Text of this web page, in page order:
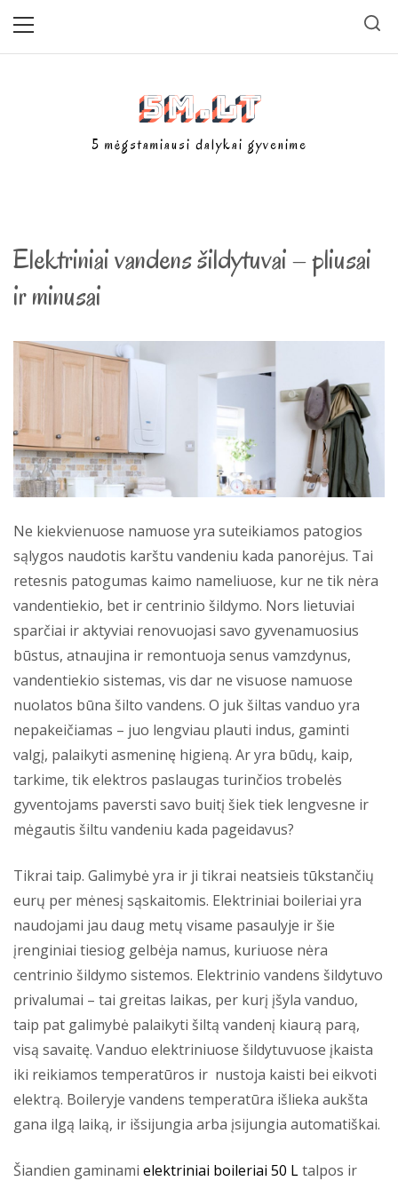
5m.lt
5 mėgstamiausi dalykai gyvenime
Elektriniai vandens šildytuvai – pliusai
ir minusai
Ne kiekvienuose namuose yra suteikiamos patogios
sąlygos naudotis karštu vandeniu kada panorėjus. Tai
retesnis patogumas kaimo nameliuose, kur ne tik nėra
vandentiekio, bet ir centrinio šildymo. Nors lietuviai
sparčiai ir aktyviai renovuojasi savo gyvenamuosius
būstus, atnaujina ir remontuoja senus vamzdynus,
vandentiekio sistemas, vis dar ne visuose namuose
nuolatos būna šilto vandens. O juk šiltas vanduo yra
nepakeičiamas – juo lengviau plauti indus, gaminti
valgį, palaikyti asmeninę higieną. Ar yra būdų, kaip,
tarkime, tik elektros paslaugas turinčios trobelės
gyventojams paversti savo buitį šiek tiek lengvesne ir
mėgautis šiltu vandeniu kada pageidavus?
Tikrai taip. Galimybė yra ir ji tikrai neatsieis tūkstančių
eurų per mėnesį sąskaitomis. Elektriniai boileriai yra
naudojami jau daug metų visame pasaulyje ir šie
įrenginiai tiesiog gelbėja namus, kuriuose nėra
centrinio šildymo sistemos. Elektrinio vandens šildytuvo
privalumai – tai greitas laikas, per kurį įšyla vanduo,
taip pat galimybė palaikyti šiltą vandenį kiaurą parą,
visą savaitę. Vanduo elektriniuose šildytuvuose įkaista
iki reikiamos temperatūros ir nustoja kaisti bei eikvoti
elektrą. Boileryje vandens temperatūra išlieka aukšta
gana ilgą laiką, ir išsijungia arba įsijungia automatiškai.
Šiandien gaminami elektriniai boileriai 50 Ltalpos ir